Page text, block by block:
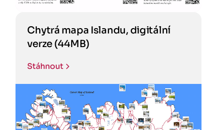
Chytrá mapa Islandu, digitální
verze (44MB)
Stáhnout